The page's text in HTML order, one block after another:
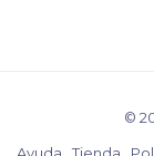
©